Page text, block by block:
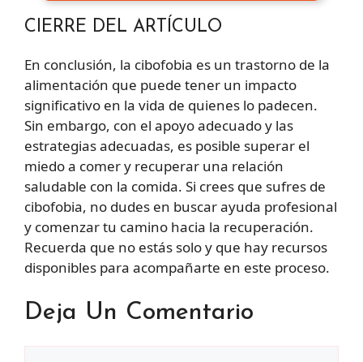
CIERRE DEL ARTÍCULO
En conclusión, la cibofobia es un trastorno de la
alimentación que puede tener un impacto
significativo en la vida de quienes lo padecen.
Sin embargo, con el apoyo adecuado y las
estrategias adecuadas, es posible superar el
miedo a comer y recuperar una relación
saludable con la comida. Si crees que sufres de
cibofobia, no dudes en buscar ayuda profesional
y comenzar tu camino hacia la recuperación.
Recuerda que no estás solo y que hay recursos
disponibles para acompañarte en este proceso.
Deja Un Comentario